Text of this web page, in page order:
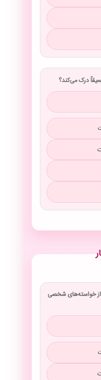
از خواسته‌های شخصی